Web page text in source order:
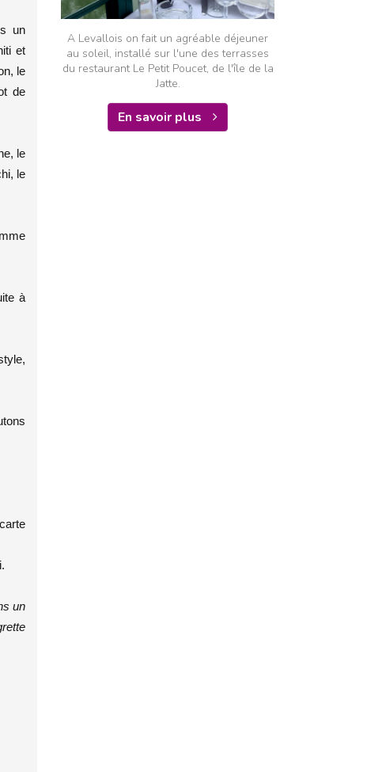
un
et
le
de
le
le
à
un
A Levallois on fait un agréable déjeuner
au soleil, installé sur l'une des terrasses
du restaurant Le Petit Poucet, de l'île de la
Jatte.
En savoir plus